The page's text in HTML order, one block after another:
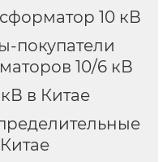
10 кВ
покупатели
10/6 кВ
в Китае